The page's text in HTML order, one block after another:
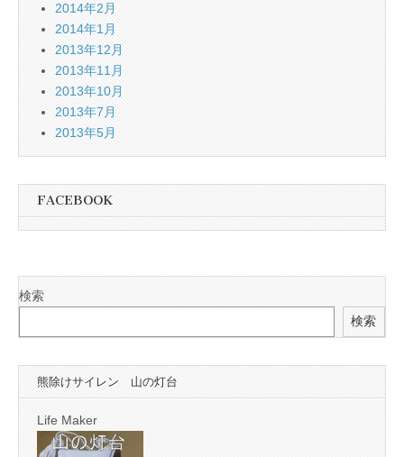
2014年2月
2014年1月
2013年12月
2013年11月
2013年10月
2013年7月
2013年5月
FACEBOOK
検索
検索
熊除けサイレン 山の灯台
Life Maker